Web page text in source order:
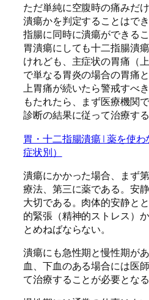
ただ単純に空腹時の痛みだ
潰瘍かを判定することはで
指腸に同時に潰瘍ができるこ
胃潰瘍にしても十二指腸潰
けれども、主症状の胃痛（
で単なる胃炎の場合の胃痛
上胃痛が続いたら警戒すべ
もたれたら、まず医療機関
診断の結果に従って治療する
胃・十二指腸潰瘍 | 薬を使
症状別）
潰瘍にかかった場合、まず
療法、第三に薬である。安
大切である。肉体的安静と
的緊張（精神的ストレス）
とめねばならない。
潰瘍にも急性期と慢性期が
血、下血のある場合には医
て治療することが必要となる